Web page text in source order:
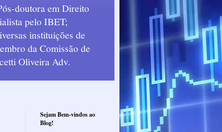
doutora em Direito
pelo IBET;
instituições de
da Comissão de
Oliveira Adv.
Sejam Bem-vindos ao
Blog!